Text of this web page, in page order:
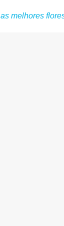
as melhores